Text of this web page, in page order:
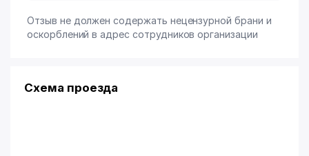
Отзыв не должен содержать нецензурной брани и
оскорблений в адрес сотрудников организации
Схема проезда